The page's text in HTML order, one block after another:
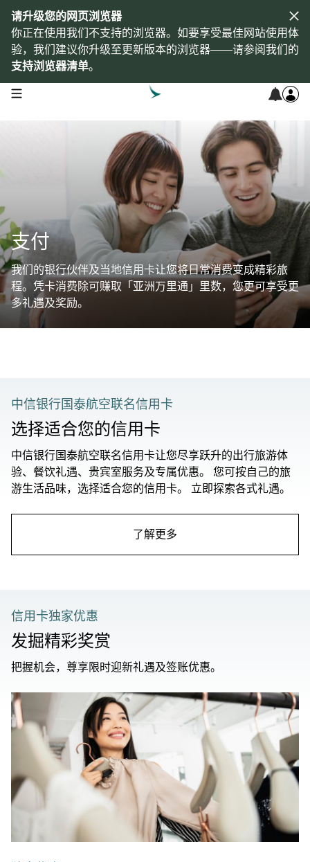
请升级您的网页浏览器
你正在使用我们不支持的浏览器。如要享受最佳网站使用体
验，我们建议你升级至更新版本的浏览器——请参阅我们的
支持浏览器清单。
open navigation menu
支付
我们的银行伙伴及当地信用卡让您将日常消费变成精彩旅
程。凭卡消费除可赚取「亚洲万里通」里数，您更可享受更
多礼遇及奖励。
中信银行国泰航空联名信用卡
选择适合您的信用卡
中信银行国泰航空联名信用卡让您尽享跃升的出行旅游体
验、餐饮礼遇、贵宾室服务及专属优惠。 您可按自己的旅
游生活品味，选择适合您的信用卡。 立即探索各式礼遇。
了解更多
信用卡独家优惠
发掘精彩奖赏
把握机会，尊享限时迎新礼遇及签账优惠。